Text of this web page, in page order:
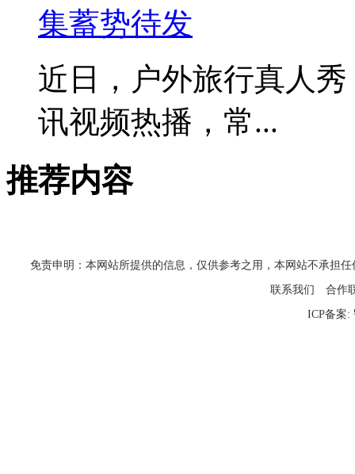
集蓄势待发
近日，户外旅行真人
讯视频热播，常...
推荐内容
免责申明：本网站所提供的信息，仅供参考之用，本网站不承担
联系我们 合作
ICP备案: